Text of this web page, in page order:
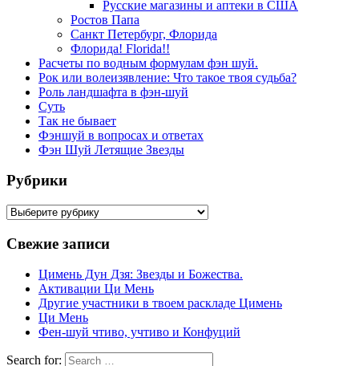
Русские магазины и аптеки в США
Ростов Папа
Санкт Петербург, Флорида
Флорида! Florida!!
Расчеты по водным формулам фэн шуй.
Рок или волеизявление: Что такое твоя судьба?
Роль ландшафта в фэн-шуй
Суть
Так не бывает
Фэншуй в вопросах и ответах
Фэн Шуй Летящие Звезды
Рубрики
Рубрики
Свежие записи
Цимень Дун Дзя: Звезды и Божества.
Активации Ци Мень
Другие участники в твоем раскладе Цимень
Ци Мень
Фен-шуй чтиво, учтиво и Конфуций
Search for: